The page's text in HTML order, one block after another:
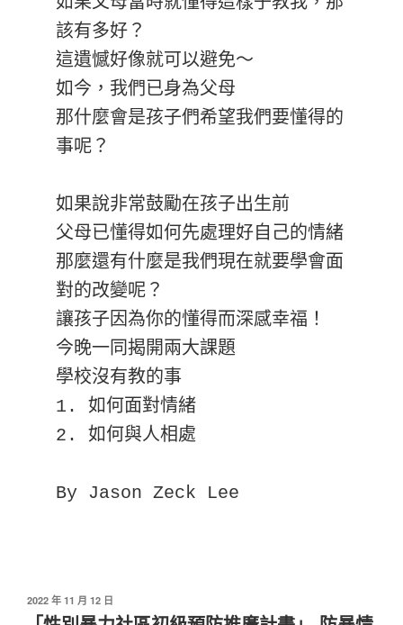
該有多好？
這遺憾好像就可以避免～
如今，我們已身為父母
那什麼會是孩子們希望我們要懂得的
事呢？
如果說非常鼓勵在孩子出生前
父母已懂得如何先處理好自己的情緒
那麼還有什麼是我們現在就要學會面
對的改變呢？
讓孩子因為你的懂得而深感幸福！
今晚一同揭開兩大課題
學校沒有教的事
1. 如何面對情緒
2. 如何與人相處
By Jason Zeck Lee
發
2022 年 11 月 12 日